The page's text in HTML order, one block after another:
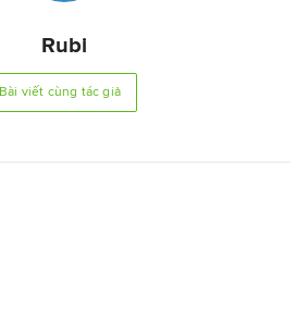
Rubi
Bài viết cùng tác giả